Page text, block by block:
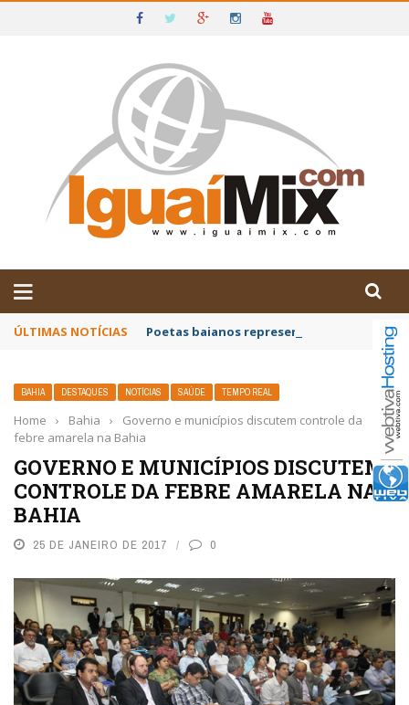
IGUAÍ E SUDOESTE DA BAHIA
ÚLTIMAS NOTÍCIAS Poetas baianos representam o Brasil no
BAHIA DESTAQUES NOTÍCIAS SAÚDE TEMPO REAL
Home › Bahia ›
Governo e municípios discutem controle da
febre amarela na Bahia
GOVERNO E MUNICÍPIOS DISCUTEM
CONTROLE DA FEBRE AMARELA NA
BAHIA
25 DE JANEIRO DE 2017 0